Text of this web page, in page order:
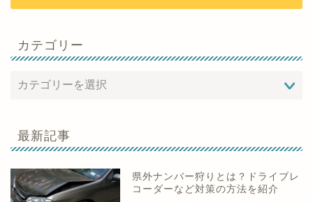
カテゴリー
最新記事
県外ナンバー狩りとは？ドライブレ
コーダーなど対策の方法を紹介